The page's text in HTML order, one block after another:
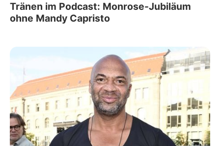
Tränen im Podcast: Monrose-Jubiläum
ohne Mandy Capristo